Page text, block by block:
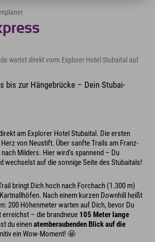
wartet direkt vorm Explorer Hotel Stubaital auf
bis zur Hängebrücke – Dein Stubai-
am Explorer Hotel Stubaital. Die ersten
von Neustift. Über sanfte Trails am Franz-
nach Milders. Hier wird's spannend – Du
wechselst auf die sonnige Seite des Stubaitals!
bringt Dich hoch nach Forchach (1.300 m)
Nach einem kurzen Downhill heißt
200 Höhenmeter warten auf Dich, bevor Du
erreichst – die brandneue 105 Meter lange
du einenatemberaubenden Blick auf die
ein Wow-Moment! 🤩